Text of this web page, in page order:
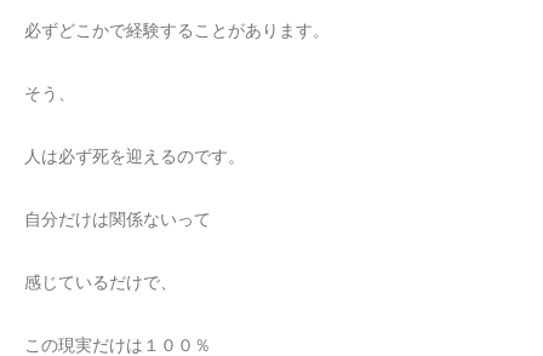
必ずどこかで経験することがあります。
そう、
人は必ず死を迎えるのです。
自分だけは関係ないって
感じているだけで、
この現実だけは１００％